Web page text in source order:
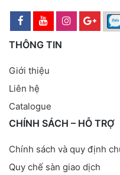
THÔNG TIN
Giới thiệu
Liên hệ
Catalogue
CHÍNH SÁCH – HỖ TRỢ
Chính sách và quy định
Quy chế sàn giao dịch